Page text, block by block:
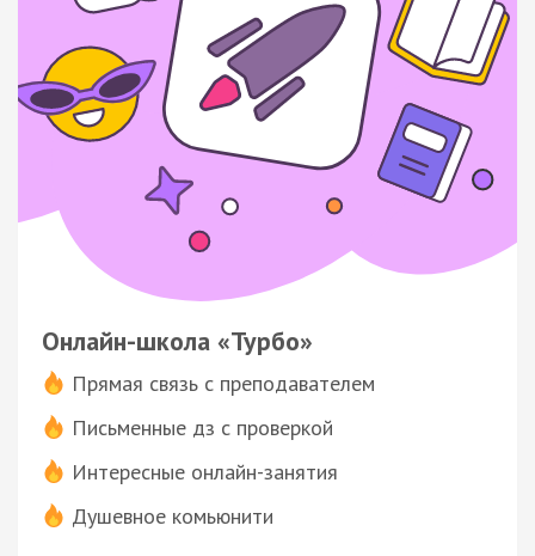
Онлайн-школа «Турбо»
Прямая связь с преподавателем
Письменные дз с проверкой
Интересные онлайн-занятия
Душевное комьюнити